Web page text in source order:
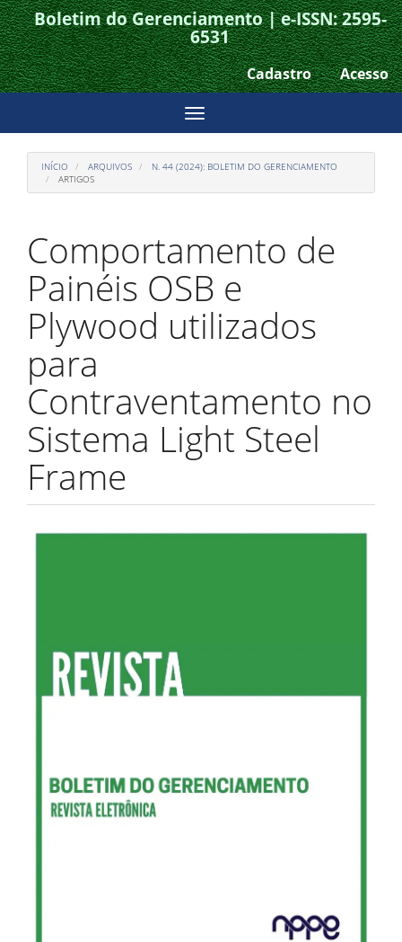
Acesso
rápido
para
conteúdo
da
página
Conteúdo
principal
Barra
Lateral
Boletim do Gerenciamento | e-ISSN: 2595-
6531
Cadastro Acesso
Toggle
navigation
INÍCIO ARQUIVOS
N. 44 (2024): BOLETIM DO GERENCIAMENTO
ARTIGOS
Comportamento de
Painéis OSB e
Plywood utilizados
para
Contraventamento no
Sistema Light Steel
Frame
Barra